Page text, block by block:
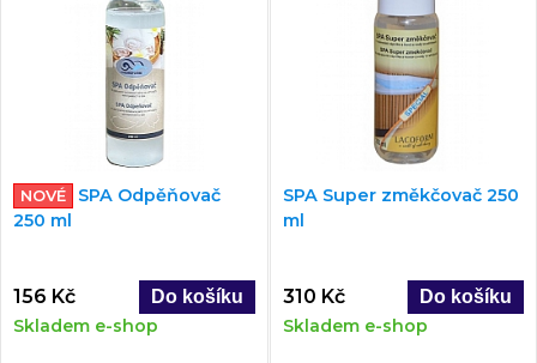
NOVÉ
SPA Odpěňovač
250 ml
156 Kč
Skladem e-shop
SPA Super změkčovač 250
ml
310 Kč
Skladem e-shop